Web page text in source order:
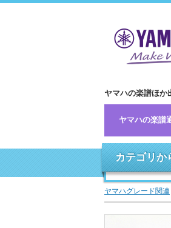
ヤマハの楽譜ほか
ヤマハの楽譜
カテゴリか
ヤマハグレード関連